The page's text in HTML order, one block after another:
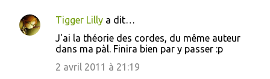
Tigger Lilly a dit…
J'ai la théorie des cordes, du même auteur
dans ma pàl. Finira bien par y passer :p
2 avril 2011 à 21:19